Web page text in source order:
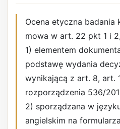
Ocena etyczna badania
mowa w art. 22 pkt 1 i
1) elementem
podstawę wydania
wynikającą z art. 8, art.
rozporządzenia 536/
2) sporządzana w
angielskim na